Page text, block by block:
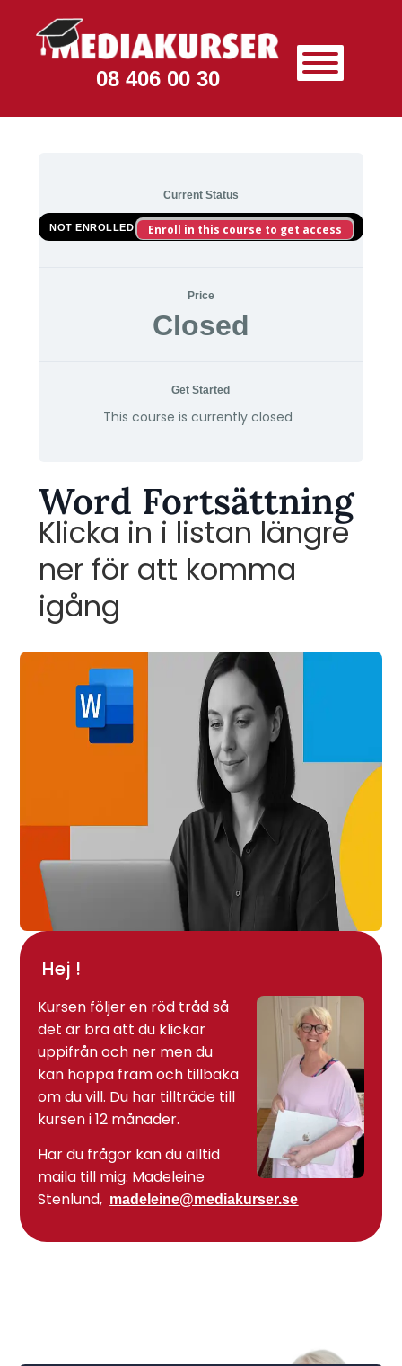
08 406 00 30
Current Status
NOT ENROLLED Enroll in this course to get access
Price
Closed
Get Started
This course is currently closed
Word Fortsättning
Klicka in i listan längre
ner för att komma
igång
Hej !
Kursen följer en röd tråd så
det är bra att du klickar
uppifrån och ner men du
kan hoppa fram och tillbaka
om du vill. Du har tillträde till
kursen i 12 månader.
Har du frågor kan du alltid
maila till mig: Madeleine
Stenlund, madeleine@mediakurser.se